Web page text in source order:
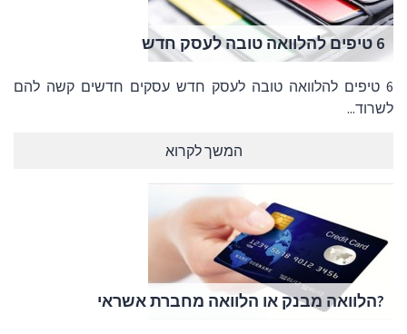
6 טיפים להלוואה טובה לעסק חדש
6 טיפים להלוואה טובה לעסק חדש עסקים חדשים קשה להם
לשרוד...
המשך לקרוא
?הלוואה מבנק או הלוואה מחברת אשראי